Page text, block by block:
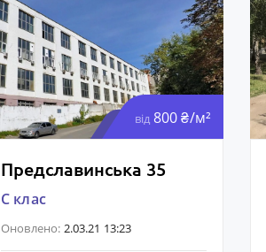
від 800 ₴/м²
Предславинська 35
C клас
Оновлено: 2.03.21 13:23